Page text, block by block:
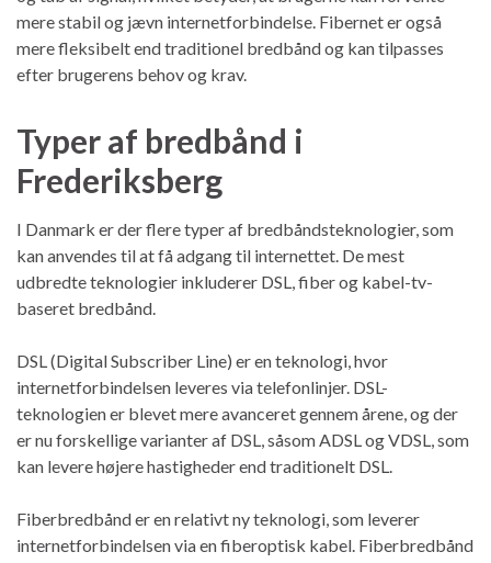
mere stabil og jævn internetforbindelse. Fibernet er også
mere fleksibelt end traditionel bredbånd og kan tilpasses
efter brugerens behov og krav.
Typer af bredbånd i
Frederiksberg
I Danmark er der flere typer af bredbåndsteknologier, som
kan anvendes til at få adgang til internettet. De mest
udbredte teknologier inkluderer DSL, fiber og kabel-tv-
baseret bredbånd.
DSL (Digital Subscriber Line) er en teknologi, hvor
internetforbindelsen leveres via telefonlinjer. DSL-
teknologien er blevet mere avanceret gennem årene, og der
er nu forskellige varianter af DSL, såsom ADSL og VDSL, som
kan levere højere hastigheder end traditionelt DSL.
Fiberbredbånd er en relativt ny teknologi, som leverer
internetforbindelsen via en fiberoptisk kabel. Fiberbredbånd